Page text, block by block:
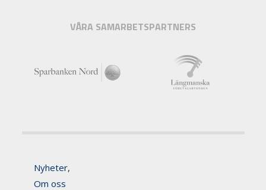
VÅRA SAMARBETSPARTNERS
Nyheter,
Om oss